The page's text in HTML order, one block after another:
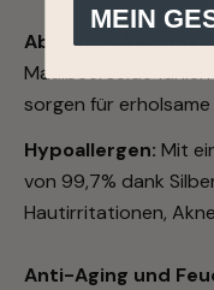
Absolute
Maulbeerseide
sorgen für
Hypoallergen: Mit
von 99,7% dank
Hautirritationen,
Anti-Aging und
MEIN